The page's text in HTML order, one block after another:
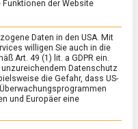
Echter
der Website
Daten in den USA. Mit
willigen Sie auch in die
Art. 49 (1) lit. a GDPR ein.
unzureichendem Datenschutz
die Gefahr, dass US-
und Europäer eine